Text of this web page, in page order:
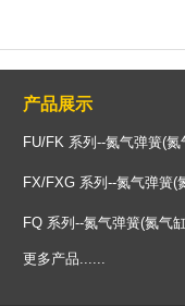
产品展示
FU/FK 系列--氮气弹簧(氮
FX/FXG 系列--氮气弹簧(
FQ 系列--氮气弹簧(氮气
更多产品......